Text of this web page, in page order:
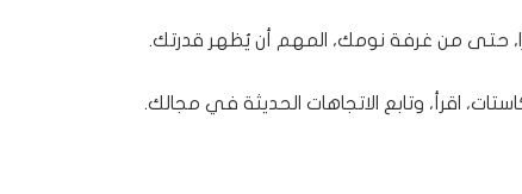
حتى من غرفة نومك، المهم أن يُظهر قدرتك.
اقرأ، وتابع الاتجاهات الحديثة في مجالك.